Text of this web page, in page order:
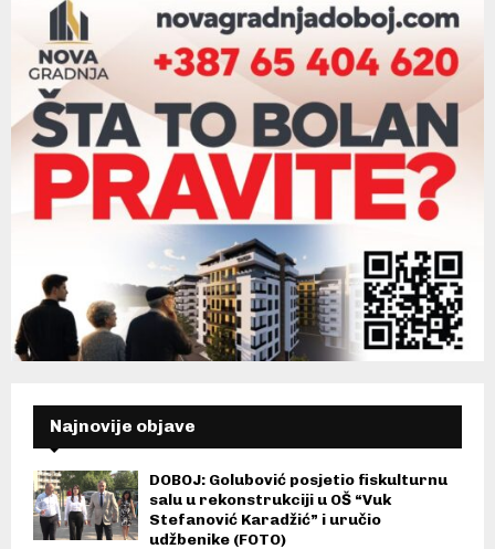
Najnovije objave
DOBOJ: Golubović posjetio fiskulturnu
salu u rekonstrukciji u OŠ “Vuk
Stefanović Karadžić” i uručio
udžbenike (FOTO)